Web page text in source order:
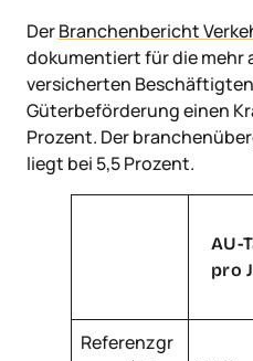
DerBranchenbericht
dokumentiert für die mehr
versicherten
Güterbeförderung einen
Prozent. Der
liegt bei 5,5 Prozent.
AU-
pro
Referenzgr